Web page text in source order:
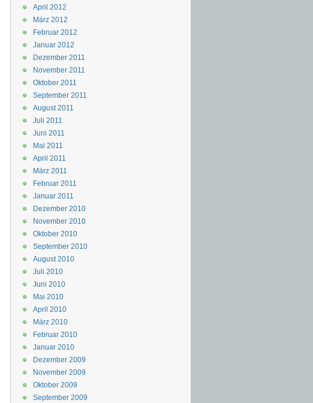
April 2012
März 2012
Februar 2012
Januar 2012
Dezember 2011
November 2011
Oktober 2011
September 2011
August 2011
Juli 2011
Juni 2011
Mai 2011
April 2011
März 2011
Februar 2011
Januar 2011
Dezember 2010
November 2010
Oktober 2010
September 2010
August 2010
Juli 2010
Juni 2010
Mai 2010
April 2010
März 2010
Februar 2010
Januar 2010
Dezember 2009
November 2009
Oktober 2009
September 2009